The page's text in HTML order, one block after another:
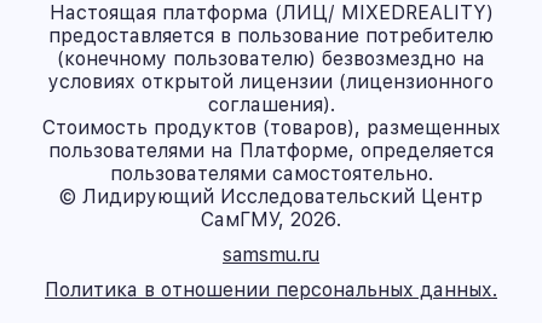
Настоящая платформа (ЛИЦ/ MIXEDREALITY)
предоставляется в пользование потребителю
(конечному пользователю) безвозмездно на
условиях открытой лицензии (лицензионного
соглашения).
Стоимость продуктов (товаров), размещенных
пользователями на Платформе, определяется
пользователями самостоятельно.
© Лидирующий Исследовательский Центр
СамГМУ, 2026.
samsmu.ru
Политика в отношении персональных данных.